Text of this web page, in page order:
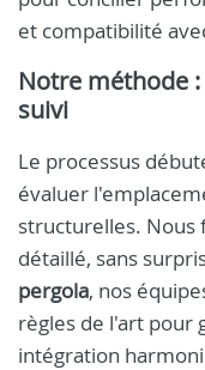
et compatibilité
Notre méthode
suivi
Le processus
évaluer
structurelles. Nous
détaillé, sans
pergola, nos
règles de l'art pour
intégration